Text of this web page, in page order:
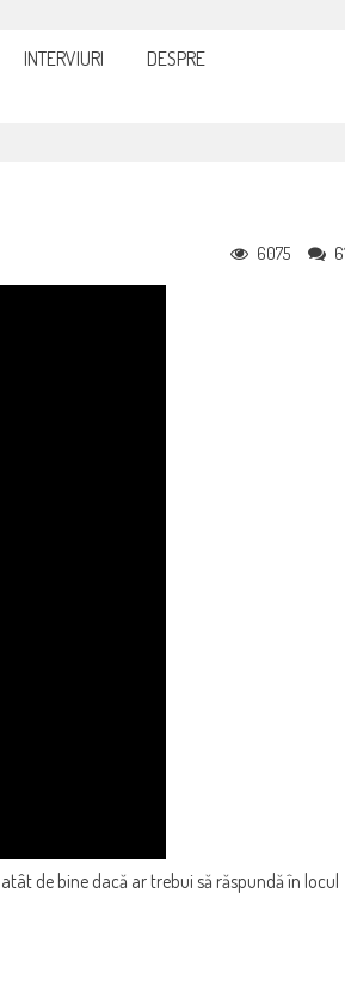
INTERVIURI DESPRE
6075
de bine dacă ar trebui să răspundă în locul